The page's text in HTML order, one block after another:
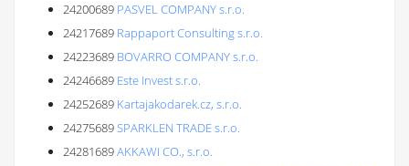
24200689 PASVEL COMPANY s.r.o.
24217689 Rappaport Consulting s.r.o.
24223689 BOVARRO COMPANY s.r.o.
24246689 Este Invest s.r.o.
24252689 Kartajakodarek.cz, s.r.o.
24275689SPARKLEN TRADE s.r.o.
24281689AKKAWI CO., s.r.o.